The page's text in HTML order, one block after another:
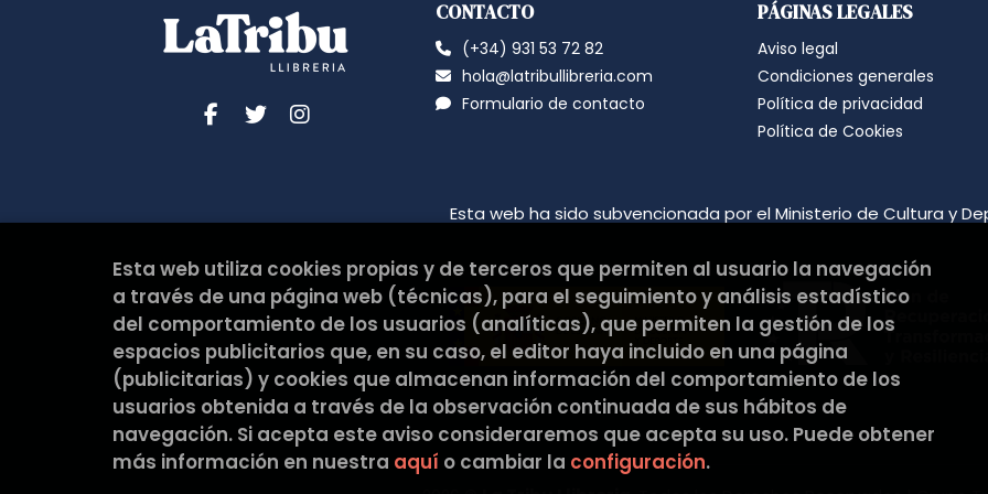
suprimirán con medidas de
Destinatarios: no se cederán a
Derechos que asisten al Usuario:
a) Derecho a retirar el
portabilidad de los datos
datos y a la limitación u
ambos con la fotocopia del DNI
Dirección electrónica:
Si desea ampliar información
hacerlo en el siguiente enlace:
CONTACTO
(+34) 931 53 72 82
hola@latribullibreria.com
Formulario de contacto
PÁGINAS LEGALES
Aviso legal
Condiciones generales
Política de privacidad
Política de Cookies
Esta web ha sido subvencionada por el Ministerio de Cultura y
Esta web utiliza cookies propias y de terceros que permiten al usuario la navegación
a través de una página web (técnicas), para el seguimiento y análisis estadístico
del comportamiento de los usuarios (analíticas), que permiten la gestión de los
espacios publicitarios que, en su caso, el editor haya incluido en una página
(publicitarias) y cookies que almacenan información del comportamiento de los
usuarios obtenida a través de la observación continuada de sus hábitos de
navegación. Si acepta este aviso consideraremos que acepta su uso. Puede obtener
más información en nuestra aquí o cambiar la configuración.